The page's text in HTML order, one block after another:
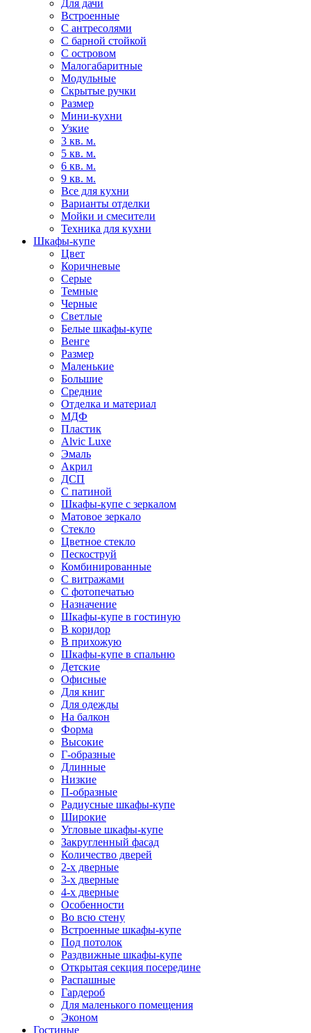
Для дачи
Встроенные
С антресолями
С барной стойкой
С островом
Малогабаритные
Модульные
Скрытые ручки
Размер
Мини-кухни
Узкие
3 кв. м.
5 кв. м.
6 кв. м.
9 кв. м.
Все для кухни
Варианты отделки
Мойки и смесители
Техника для кухни
Шкафы-купе
Цвет
Коричневые
Серые
Темные
Черные
Светлые
Белые шкафы-купе
Венге
Размер
Маленькие
Большие
Средние
Отделка и материал
МДФ
Пластик
Alvic Luxe
Эмаль
Акрил
ДСП
С патиной
Шкафы-купе с зеркалом
Матовое зеркало
Стекло
Цветное стекло
Пескоструй
Комбинированные
С витражами
С фотопечатью
Назначение
Шкафы-купе в гостиную
В коридор
В прихожую
Шкафы-купе в спальню
Детские
Офисные
Для книг
Для одежды
На балкон
Форма
Высокие
Г-образные
Длинные
Низкие
П-образные
Радиусные шкафы-купе
Широкие
Угловые шкафы-купе
Закругленный фасад
Количество дверей
2-х дверные
3-х дверные
4-х дверные
Особенности
Во всю стену
Встроенные шкафы-купе
Под потолок
Раздвижные шкафы-купе
Открытая секция посередине
Распашные
Гардероб
Для маленького помещения
Эконом
Гостиные